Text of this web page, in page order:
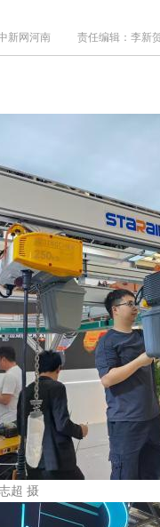
新网河南 责任编辑：李新
超 摄